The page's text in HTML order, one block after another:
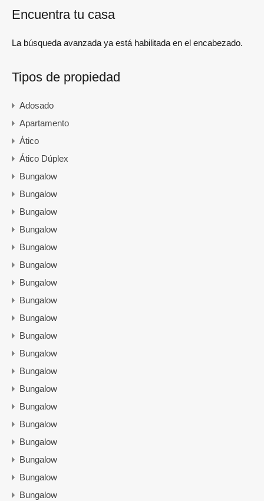
Encuentra tu casa
La búsqueda avanzada ya está habilitada en el encabezado.
Tipos de propiedad
Adosado
Apartamento
Ático
Ático Dúplex
Bungalow
Bungalow
Bungalow
Bungalow
Bungalow
Bungalow
Bungalow
Bungalow
Bungalow
Bungalow
Bungalow
Bungalow
Bungalow
Bungalow
Bungalow
Bungalow
Bungalow
Bungalow
Bungalow